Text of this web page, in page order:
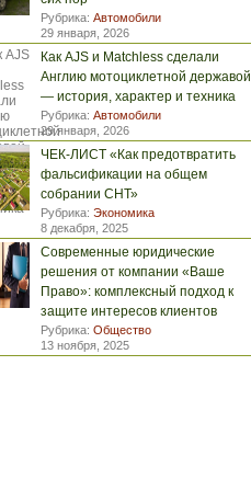
Рубрика: Автомобили
29 января, 2026
Как AJS и Matchless сделали
Англию мотоциклетной державой
— история, характер и техника
Рубрика: Автомобили
29 января, 2026
ЧЕК-ЛИСТ «Как предотвратить
фальсификации на общем
собрании СНТ»
Рубрика: Экономика
8 декабря, 2025
Современные юридические
решения от компании «Ваше
Право»: комплексный подход к
защите интересов клиентов
Рубрика: Общество
13 ноября, 2025